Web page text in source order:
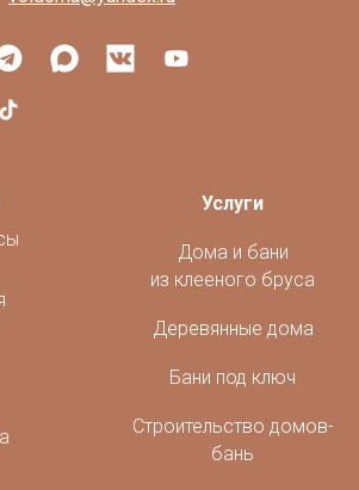
Услуги
Дома и бани
из клееного бруса
Деревянные дома
Бани под ключ
Строительство домов-
бань